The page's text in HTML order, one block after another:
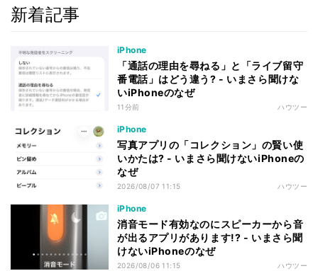
新着記事
iPhone
「通話の理由を尋ねる」と「ライブ留守
番電話」はどう違う? - いまさら聞けな
いiPhoneのなぜ
11分前 ハウツー
iPhone
写真アプリの「コレクション」の賢い使
いかたは? - いまさら聞けないiPhoneの
なぜ
2026/08/07 11:15 ハウツー
iPhone
消音モード有効なのにスピーカーから音
が出るアプリがあります!? - いまさら聞
けないiPhoneのなぜ
2026/08/06 11:15 ハウツー